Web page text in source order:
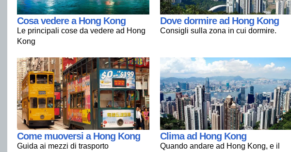
Cosa vedere a Hong Kong
Le principali cose da vedere ad Hong
Kong
Dove dormire ad Hong Kong
Consigli sulla zona in cui dormire.
Come muoversi a Hong Kong
Guida ai mezzi di trasporto
Clima ad Hong Kong
Quando andare ad Hong Kong, e il